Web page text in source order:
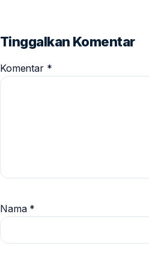
Tinggalkan Komentar
Komentar *
Nama *